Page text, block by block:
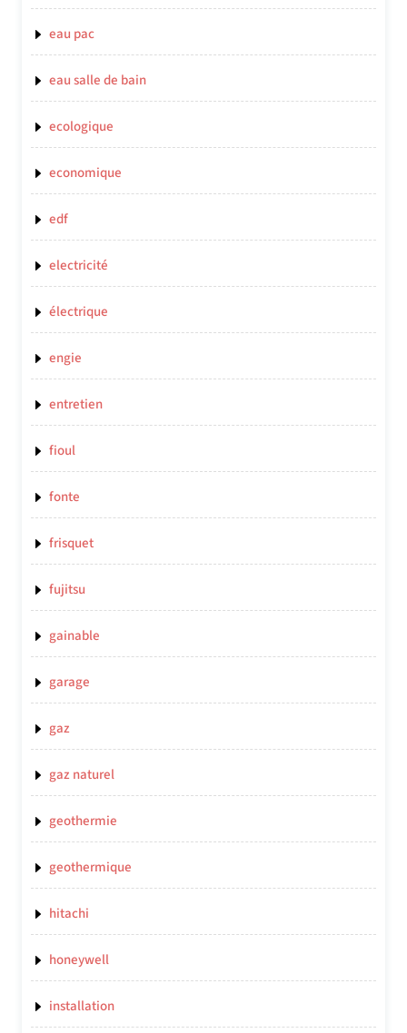
eau pac
eau salle de bain
ecologique
economique
edf
electricité
électrique
engie
entretien
fioul
fonte
frisquet
fujitsu
gainable
garage
gaz
gaz naturel
geothermie
geothermique
hitachi
honeywell
installation